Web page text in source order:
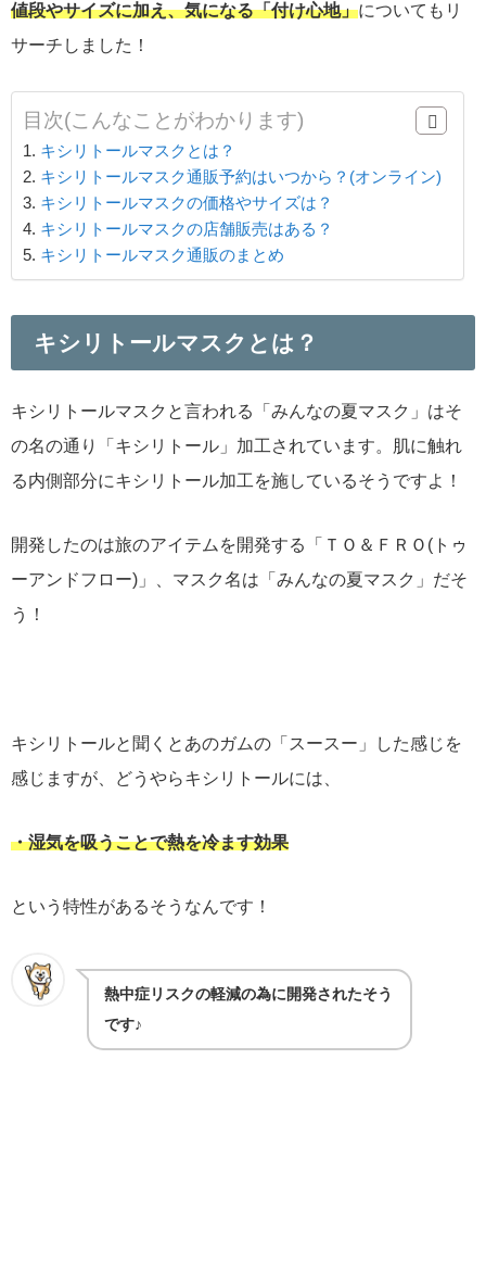
値段やサイズに加え、気になる「付け心地」についてもリ
サーチしました！
目次(こんなことがわかります)
キシリトールマスクとは？
キシリトールマスク通販予約はいつから？(オンライン)
キシリトールマスクの価格やサイズは？
キシリトールマスクの店舗販売はある？
キシリトールマスク通販のまとめ
キシリトールマスクとは？
キシリトールマスクと言われる「みんなの夏マスク」はそ
の名の通り「キシリトール」加工されています。肌に触れ
る内側部分にキシリトール加工を施しているそうですよ！
開発したのは旅のアイテムを開発する「ＴＯ＆ＦＲＯ(トゥ
ーアンドフロー)」、マスク名は「みんなの夏マスク」だそ
う！
キシリトールと聞くとあのガムの「スースー」した感じを
感じますが、どうやらキシリトールには、
・湿気を吸うことで熱を冷ます効果
という特性があるそうなんです！
熱中症リスクの軽減の為に開発されたそう
です♪